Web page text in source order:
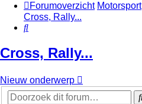
Forumoverzicht Motorsport
Cross, Rally...
Zoek
Cross, Rally...
Nieuw onderwerp